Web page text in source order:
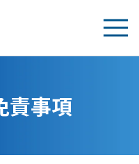
責事項